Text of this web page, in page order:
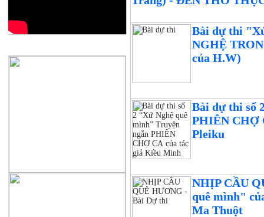
Bài dự thi
NGHỆ
của H.W)
Bài dự thi số
PHIÊN CHỢ
Pleiku
NHỊP CẦU
quê mình"
Ma Thuột